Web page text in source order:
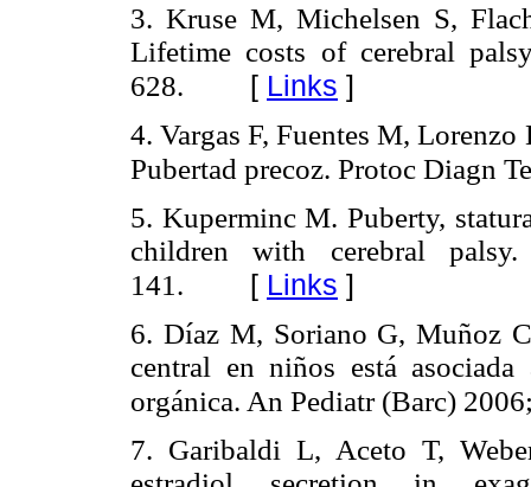
3. Kruse M, Michelsen S,
Lifetime costs of cerebral
628. [ Links ]
4. Vargas F, Fuentes M,
Pubertad precoz. Protoc Diagn
5. Kuperminc M. Puberty,
children with cerebral
141. [ Links ]
6. Díaz M, Soriano G, Muñoz
central en niños está
orgánica. An Pediatr (Barc)
7. Garibaldi L, Aceto T,